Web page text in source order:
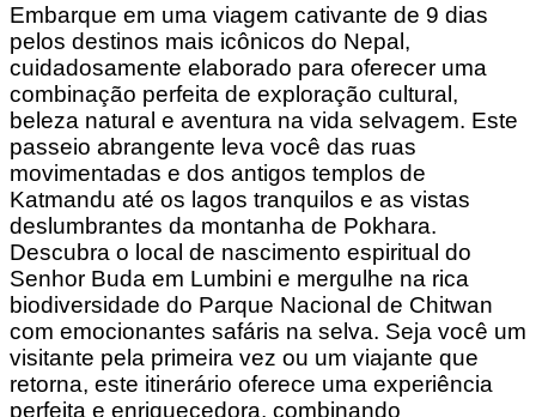
Embarque em uma viagem cativante de 9 dias
pelos destinos mais icônicos do Nepal,
cuidadosamente elaborado para oferecer uma
combinação perfeita de exploração cultural,
beleza natural e aventura na vida selvagem. Este
passeio abrangente leva você das ruas
movimentadas e dos antigos templos de
Katmandu até os lagos tranquilos e as vistas
deslumbrantes da montanha de Pokhara.
Descubra o local de nascimento espiritual do
Senhor Buda em Lumbini e mergulhe na rica
biodiversidade do Parque Nacional de Chitwan
com emocionantes safáris na selva. Seja você um
visitante pela primeira vez ou um viajante que
retorna, este itinerário oferece uma experiência
perfeita e enriquecedora, combinando